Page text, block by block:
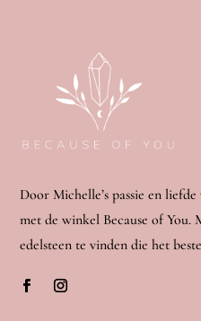
Door Michelle’s passie en
met de winkel Because of You.
edelsteen te vinden die het